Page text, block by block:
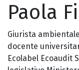
Paola
Giurista
docente
Ecolabel Ecoaudit